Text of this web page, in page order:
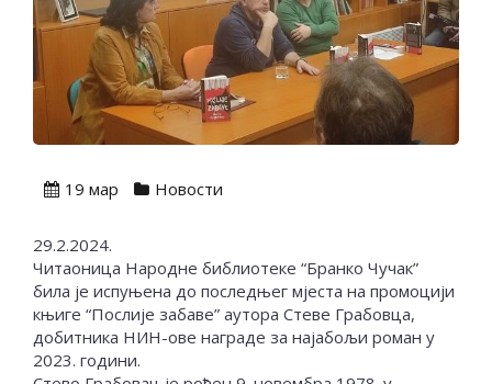
19 мар Новости
29.2.2024.
Читаоница Народне библиотеке “Бранко Чучак”
била је испуњена до последњег мјеста на промоцији
књиге “Послије забаве” аутора Стеве Грабовца,
добитника НИН-ове награде за најабољи роман у
2023. години.